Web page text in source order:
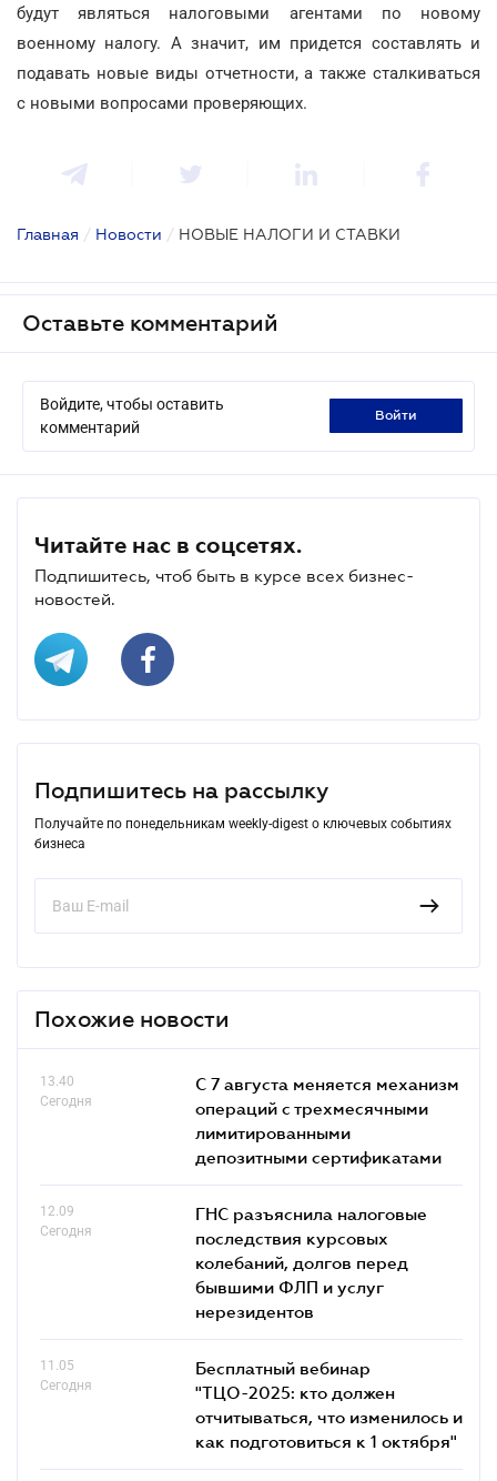
будут являться налоговыми агентами по новому
военному налогу. А значит, им придется составлять и
подавать новые виды отчетности, а также сталкиваться
с новыми вопросами проверяющих.
Главная / Новости / НОВЫЕ НАЛОГИ И СТАВКИ
Оставьте комментарий
Войдите, чтобы оставить
комментарий
войти
Читайте нас в соцсетях.
Подпишитесь, чтоб быть в курсе всех бизнес-
новостей.
Подпишитесь на рассылку
Получайте по понедельникам weekly-digest о ключевых событиях
бизнеса
Похожие новости
13.40
Сегодня
С 7 августа меняется механизм
операций с трехмесячными
лимитированными
депозитными сертификатами
12.09
Сегодня
ГНС разъяснила налоговые
последствия курсовых
колебаний, долгов перед
бывшими ФЛП и услуг
нерезидентов
11.05
Сегодня
Бесплатный вебинар
"ТЦО-2025: кто должен
отчитываться, что изменилось и
как подготовиться к 1 октября"